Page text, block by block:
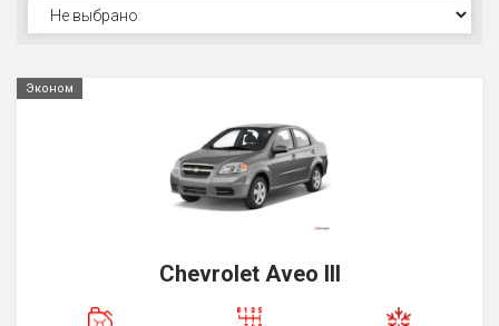
Эконом
Chevrolet Aveo III